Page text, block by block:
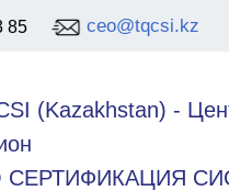
85 ceo@tqcsi.kz
(Kazakhstan) -
СЕРТИФИКАЦИЯ